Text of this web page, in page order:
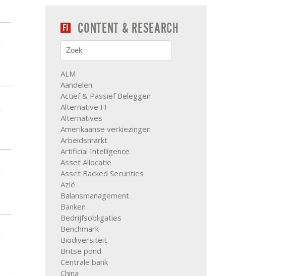
CONTENT & RESEARCH
ALM
Aandelen
Actief & Passief Beleggen
Alternative FI
Alternatives
Amerikaanse verkiezingen
Arbeidsmarkt
Artificial Intelligence
Asset Allocatie
Asset Backed Securities
Azië
Balansmanagement
Banken
Bedrijfsobligaties
Benchmark
Biodiversiteit
Britse pond
Centrale bank
China